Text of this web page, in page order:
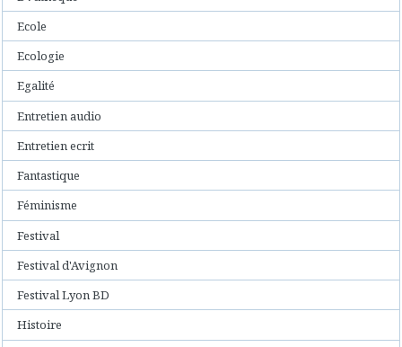
Ecole
Ecologie
Egalité
Entretien audio
Entretien ecrit
Fantastique
Féminisme
Festival
Festival d'Avignon
Festival Lyon BD
Histoire